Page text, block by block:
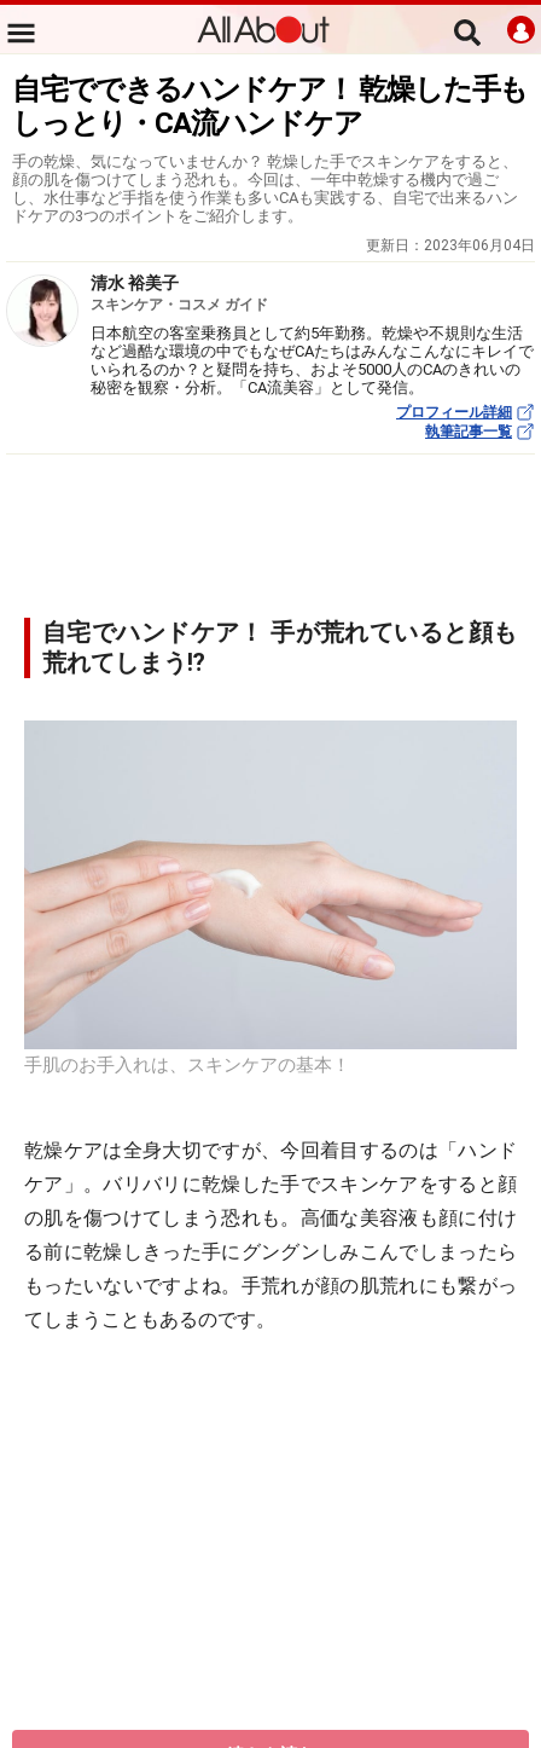
自宅でできるハンドケア！ 乾燥した手も
しっとり・CA流ハンドケア
手の乾燥、気になっていませんか？ 乾燥した手でスキンケアをすると、
顔の肌を傷つけてしまう恐れも。今回は、一年中乾燥する機内で過ご
し、水仕事など手指を使う作業も多いCAも実践する、自宅で出来るハン
ドケアの3つのポイントをご紹介します。
更新日： 2023年06月04日
清水 裕美子
スキンケア・コスメ ガイド
日本航空の客室乗務員として約5年勤務。乾燥や不規則な生活
など過酷な環境の中でもなぜCAたちはみんなこんなにキレイで
いられるのか？と疑問を持ち、およそ5000人のCAのきれいの
秘密を観察・分析。「CA流美容」として発信。
プロフィール詳細
執筆記事一覧
自宅でハンドケア！ 手が荒れていると顔も
荒れてしまう⁉
手肌のお手入れは、スキンケアの基本！
乾燥ケアは全身大切ですが、今回着目するのは「ハンド
ケア」。バリバリに乾燥した手でスキンケアをすると顔
の肌を傷つけてしまう恐れも。高価な美容液も顔に付け
る前に乾燥しきった手にグングンしみこんでしまったら
もったいないですよね。手荒れが顔の肌荒れにも繋がっ
てしまうこともあるのです。